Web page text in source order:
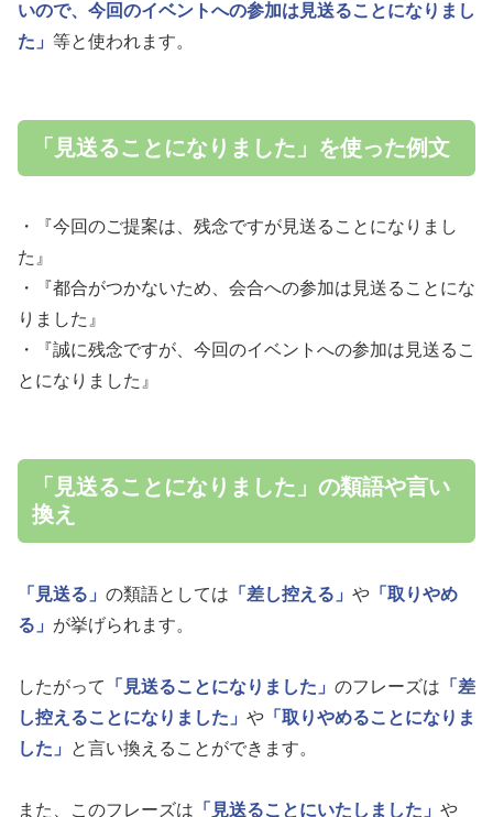
いので、今回のイベントへの参加は見送ることになりまし
た」 等と使われます。
「見送ることになりました」を使った例文
・『今回のご提案は、残念ですが見送ることになりまし
た』
・『都合がつかないため、会合への参加は見送ることにな
りました』
・『誠に残念ですが、今回のイベントへの参加は見送るこ
とになりました』
「見送ることになりました」の類語や言い
換え
「見送る」 の類語としては 「差し控える」 や 「取りやめ
る」 が挙げられます。
したがって 「見送ることになりました」 のフレーズは 「差
し控えることになりました」 や 「取りやめることになりま
した」
と言い換えることができます。
また、このフレーズは 「見送ることにいたしました」 や